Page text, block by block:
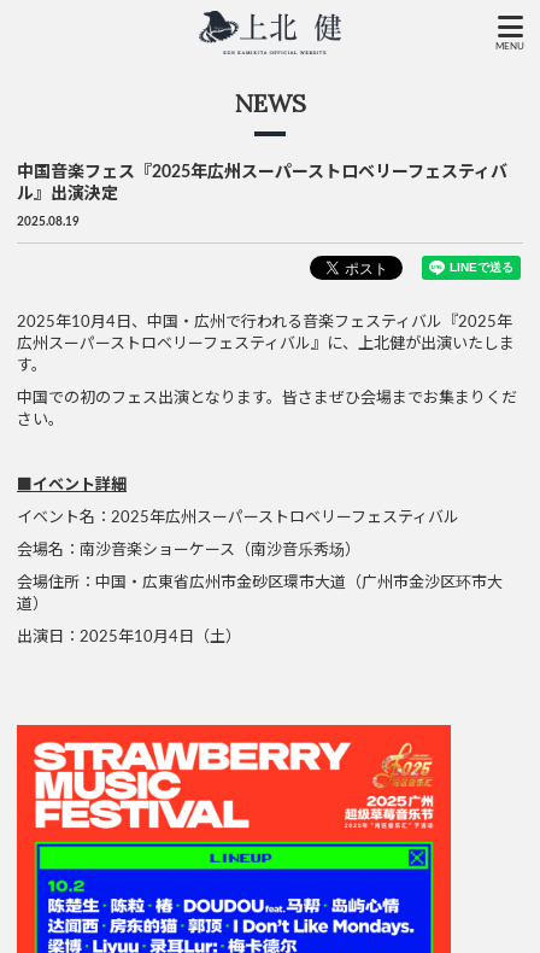
MENU
NEWS
中国音楽フェス『2025年広州スーパーストロベリーフェスティバ
ル』出演決定
2025.08.19
2025年10月4日、中国・広州で行われる音楽フェスティバル『2025年
広州スーパーストロベリーフェスティバル』に、上北健が出演いたしま
す。
中国での初のフェス出演となります。皆さまぜひ会場までお集まりくだ
さい。
■イベント詳細
イベント名：2025年広州スーパーストロベリーフェスティバル
会場名：南沙音楽ショーケース（南沙音乐秀场）
会場住所：中国・広東省広州市金砂区環市大道（广州市金沙区环市大
道）
出演日：2025年10月4日（土）